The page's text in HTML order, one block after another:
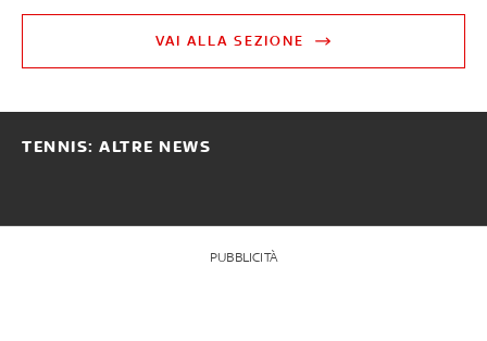
VAI ALLA SEZIONE
TENNIS: ALTRE NEWS
PUBBLICITÀ